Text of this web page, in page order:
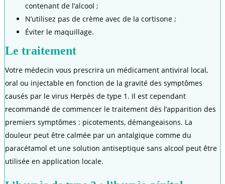
contenant de l’alcool ;
N’utilisez pas de crème avec de la cortisone ;
Éviter le maquillage.
Le traitement
Votre médecin vous prescrira un médicament antiviral local,
oral ou injectable en fonction de la gravité des symptômes
causés par le virus Herpès de type 1. Il est cependant
recommandé de commencer le traitement dès l’apparition des
premiers symptômes : picotements, démangeaisons. La
douleur peut être calmée par un antalgique comme du
paracétamol et une solution antiseptique sans alcool peut être
utilisée en application locale.